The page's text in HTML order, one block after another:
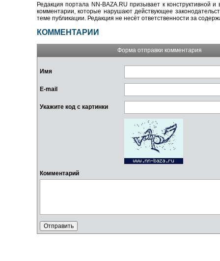
Редакция портала NN-BAZA.RU призывает к конструктивной
комментарии, которые нарушают действующее
теме публикации. Редакция не несёт ответственности за
КОММЕНТАРИИ
Форма отправки комментария
Имя
E-mail
Укажите код с картинки
Комментарий